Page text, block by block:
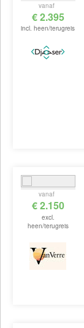
vanaf
€ 2.395
incl. heen/terugreis
vanaf
€ 2.150
excl.
heen/terugreis